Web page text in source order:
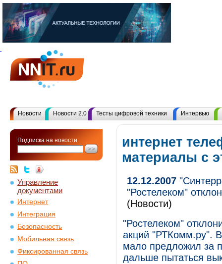
Новости Новости 2.0 Тесты цифровой техники Интервью
Подписка на новости:
Управление
документами
Интернет
Интеграция
Безопасность
Мобильная связь
Фиксированная связь
интернет
материалы с
12.12.2007
"Ростелеком"
(Новости)
"Ростелеком"
акций "РТКомм.ру". В
мало предложил за
дальше пытаться